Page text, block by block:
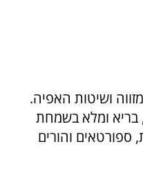
ושיטות האפיה.
בריא ומלא בשמחת
ספורטאים והורים